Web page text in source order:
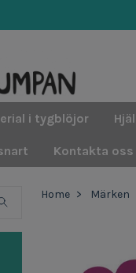
i tygblöjor
Kontakta oss
Home Märken